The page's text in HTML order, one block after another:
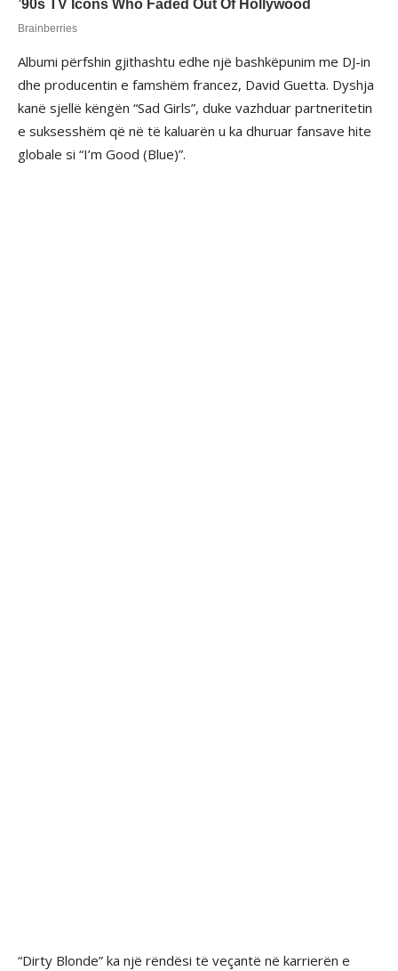
Albumi përfshin gjithashtu edhe një bashkëpunim me DJ-in
dhe producentin e famshëm francez, David Guetta. Dyshja
kanë sjellë këngën “Sad Girls”, duke vazhduar partneritetin
e suksesshëm që në të kaluarën u ka dhuruar fansave hite
globale si “I’m Good (Blue)”.
“Dirty Blonde” ka një rëndësi të veçantë në karrierën e